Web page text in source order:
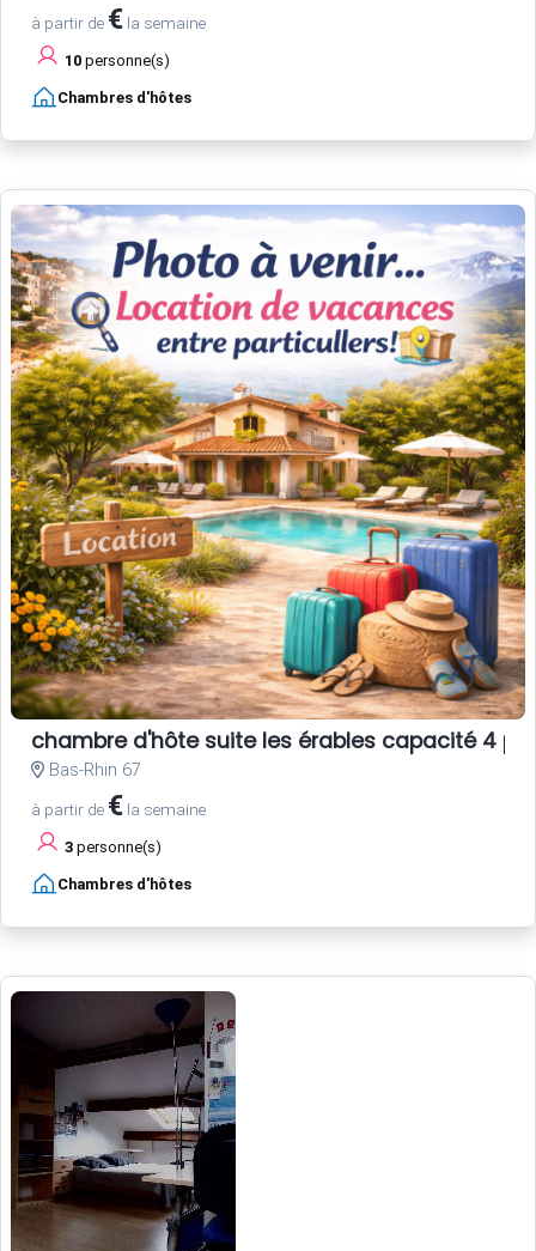
à partir de € la semaine
10 personne(s)
Chambres d'hôtes
chambre d'hôte suite les érables capacité 4
Bas-Rhin 67
à partir de € la semaine
3 personne(s)
Chambres d'hôtes